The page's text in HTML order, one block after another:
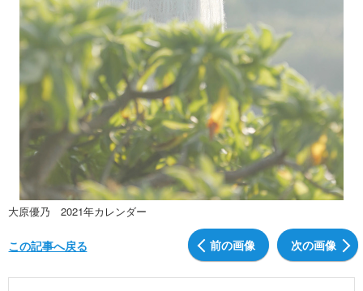
大原優乃 2021年カレンダー
前の画像 次の画像
この記事へ戻る